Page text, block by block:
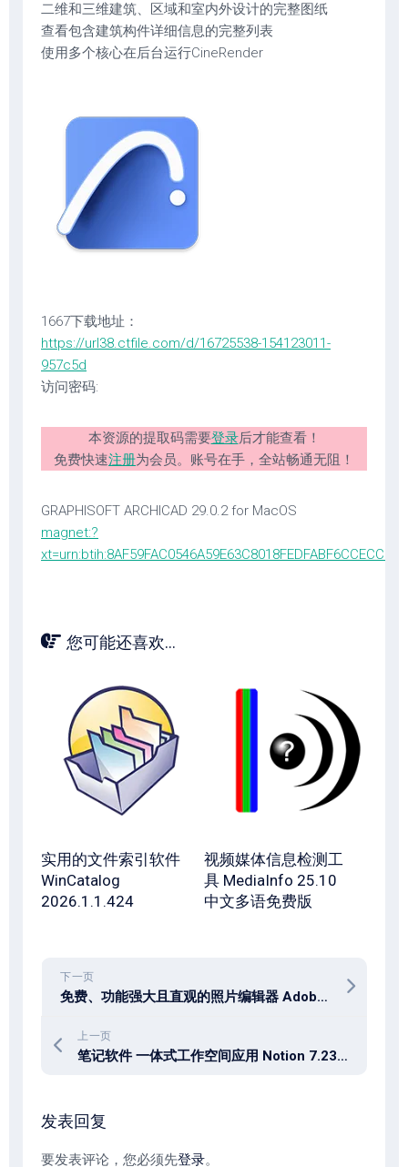
二维和三维建筑、区域和室内外设计的完整图纸
查看包含建筑构件详细信息的完整列表
使用多个核心在后台运行CineRender
1667下载地址：
https://url38.ctfile.com/d/16725538-154123011-
957c5d
访问密码:
本资源的提取码需要登录后才能查看！
免费快速注册为会员。账号在手，全站畅通无阻！
GRAPHISOFT ARCHICAD 29.0.2 for MacOS
magnet:?
您可能还喜欢...
实用的文件索引软件
WinCatalog
2026.1.1.424
视频媒体信息检测工
具 MediaInfo 25.10
中文多语免费版
下一页
免费、功能强大且直观的照片编辑器 Adobe Lightroom Photo & Video Editor v11.4.2
上一页
笔记软件 一体式工作空间应用 Notion 7.23.0 Mac
发表回复
要发表评论，您必须先登录。